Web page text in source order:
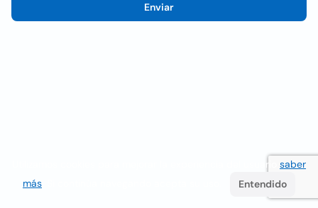
Enviar
Utilizamos cookies para mejorar la experiencia del usuario saber
más
Entendido